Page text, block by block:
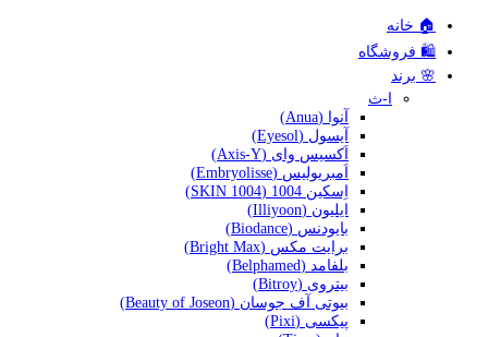
🏠 خانه
🛍️ فروشگاه
🌸 برند
ا-ث
آنوا (Anua)
آیسول (Eyesol)
اَکسیس وای (Axis-Y)
اَمبریولیس (Embryolisse)
اِسکین 1004 (SKIN 1004)
ایلیون (Illiyoon)
بایودنس (Biodance)
برایت مکس (Bright Max)
بلفامد (Belphamed)
بیتروی (Bitroy)
بیوتی آف جوسان (Beauty of Joseon)
پیکسی (Pixi)